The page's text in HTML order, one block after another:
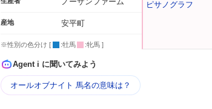
産地 安平町
※性別の色分け [ :牡馬 :牝馬 ]
ピサノグラフ
Agent i に聞いてみよう
オールオブナイト 馬名の意味は？